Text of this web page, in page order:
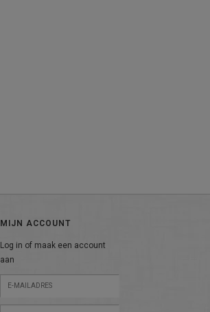
MIJN ACCOUNT
Log in of maak een account
aan